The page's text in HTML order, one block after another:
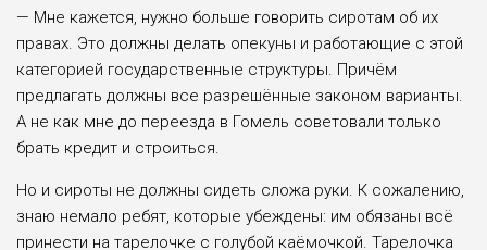
— Мне кажется, нужно больше говорить сиротам об их
правах. Это должны делать опекуны и работаю­щие с этой
категорией государствен­ные структуры. Причём
предлагать должны все разрешённые законом варианты.
А не как мне до переезда в Гомель советовали только
брать кре­дит и строиться.
Но и сироты не должны сидеть сложа руки. К сожалению,
знаю немало ребят, которые убеж­дены: им обязаны всё
принести на таре­лочке с голубой каёмочкой. Тарелочка